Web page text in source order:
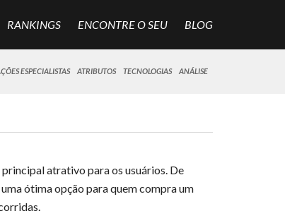
RANKINGS ENCONTRE O SEU BLOG
ESPECIALISTAS ATRIBUTOS TECNOLOGIAS ANÁLISE
atrativo para os usuários. De
ótima opção para quem compra um